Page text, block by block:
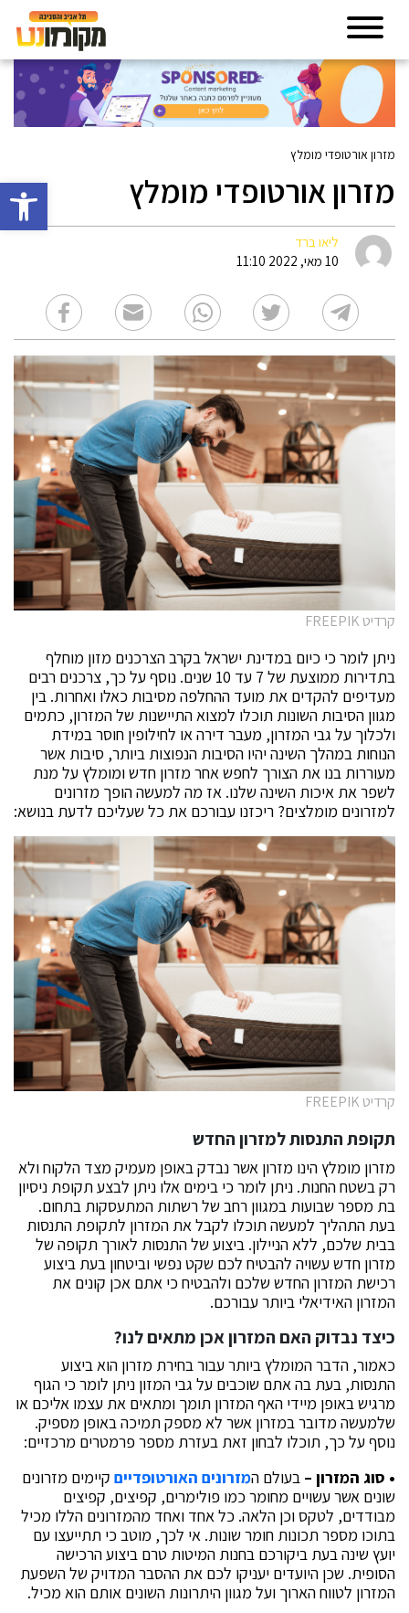
פתח
מזרון אורטופדי מומלץ
מזרון אורטופדי מומלץ
ליאו ברד
10 מאי, 2022 11:10
קרדיט FREEPIK
ניתן לומר כי כיום במדינת ישראל בקרב הצרכנים מזון מוחלף
בתדירות ממוצעת של 7 עד 10 שנים. נוסף על כך, צרכנים רבים
מעדיפים להקדים את מועד ההחלפה מסיבות כאלו ואחרות. בין
מגוון הסיבות השונות תוכלו למצוא התיישנות של המזרון, כתמים
ולכלוך על גבי המזרון, מעבר דירה או לחילופין חוסר במידת
הנוחות במהלך השינה יהיו הסיבות הנפוצות ביותר, סיבות אשר
מעוררות בנו את הצורך לחפש אחר מזרון חדש ומומלץ על מנת
לשפר את איכות השינה שלנו. אז מה למעשה הופך מזרונים
למזרונים מומלצים? ריכזנו עבורכם את כל שעליכם לדעת בנושא:
קרדיט FREEPIK
תקופת התנסות למזרון החדש
מזרון מומלץ הינו מזרון אשר נבדק באופן מעמיק מצד הלקוח ולא
רק בשטח החנות. ניתן לומר כי בימים אלו ניתן לבצע תקופת ניסיון
בת מספר שבועות במגוון רחב של רשתות המתעסקות בתחום.
בעת התהליך למעשה תוכלו לקבל את המזרון לתקופת התנסות
בבית שלכם, ללא הניילון. ביצוע של התנסות לאורך תקופה של
מזרון חדש עשויה להבטיח לכם שקט נפשי וביטחון בעת ביצוע
רכישת המזרון החדש שלכם ולהבטיח כי אתם אכן קונים את
המזרון האידיאלי ביותר עבורכם.
כיצד נבדוק האם המזרון אכן מתאים לנו?
כאמור, הדבר המומלץ ביותר עבור בחירת מזרון הוא ביצוע
התנסות, בעת בה אתם שוכבים על גבי המזון ניתן לומר כי הגוף
מרגיש באופן מיידי האף המזרון תומך ומתאים את עצמו אליכם או
שלמעשה מדובר במזרון אשר לא מספק תמיכה באופן מספיק.
נוסף על כך, תוכלו לבחון זאת בעזרת מספר פרמטרים מרכזיים:
• סוג המזרון – בעולם המזרונים האורטופדיים קיימים מזרונים
שונים אשר עשויים מחומר כמו פולימרים, קפיצים, קפיצים
מבודדים, לטקס וכן הלאה. כל אחד ואחד מהמזרונים הללו מכיל
בתוכו מספר תכונות חומר שונות. אי לכך, מוטב כי תתייעצו עם
יועץ שינה בעת ביקורכם בחנות המיטות טרם ביצוע הרכישה
הסופית. שכן היועדים יעניקו לכם את ההסבר המדויק של השפעת
המזרון לטווח הארוך ועל מגוון היתרונות השונים אותם הוא מכיל.